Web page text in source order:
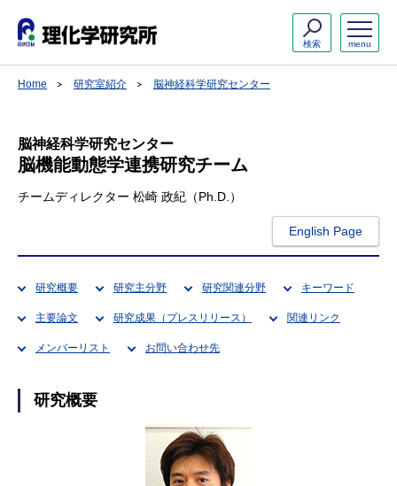
menu
検索
Home 研究室紹介 脳神経科学研究センター
脳神経科学研究センター
脳機能動態学連携研究チーム
チームディレクター 松崎 政紀（Ph.D.）
English Page
研究概要 研究主分野 研究関連分野 キーワード
主要論文 研究成果（プレスリリース） 関連リンク
メンバーリスト お問い合わせ先
研究概要